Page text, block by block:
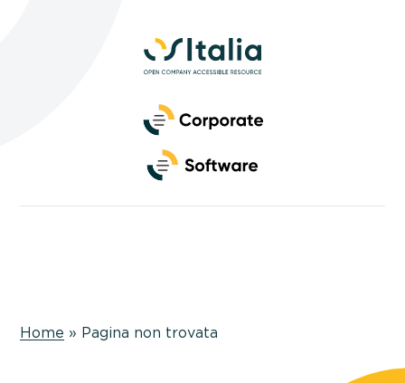
Navigation
Primary
Home » Pagina non trovata